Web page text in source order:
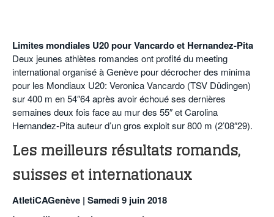
Limites mondiales U20 pour Vancardo et Hernandez-Pita
Deux jeunes athlètes romandes ont profité du meeting
international organisé à Genève pour décrocher des minima
pour les Mondiaux U20: Veronica Vancardo (TSV Düdingen)
sur 400 m en 54″64 après avoir échoué ses dernières
semaines deux fois face au mur des 55″ et Carolina
Hernandez-Pita auteur d’un gros exploit sur 800 m (2’08″29).
Les meilleurs résultats romands,
suisses et internationaux
AtletiCAGenève | Samedi 9 juin 2018